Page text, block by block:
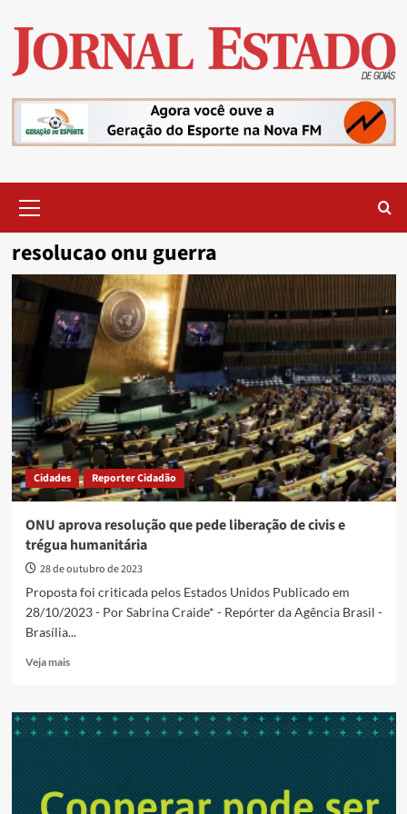
content
Menu
resolucao onu guerra
Cidades Reporter Cidadão
ONU aprova resolução que pede liberação de civis e
trégua humanitária
28 de outubro de 2023
Proposta foi criticada pelos Estados Unidos Publicado em
28/10/2023 - Por Sabrina Craide* - Repórter da Agência Brasil -
Brasília...
Veja maisRead
ONU
aprova
liberação